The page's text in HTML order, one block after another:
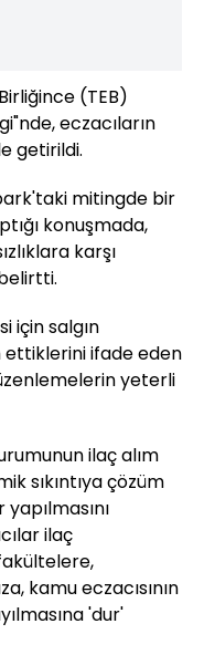
(TEB)
eczacıların
getirildi.
mitingde bir
konuşmada,
karşı
için salgın
ettiklerini ifade eden
yeterli
ilaç alım
sıkıntıya çözüm
ilaç
kamu eczacısının
'dur'